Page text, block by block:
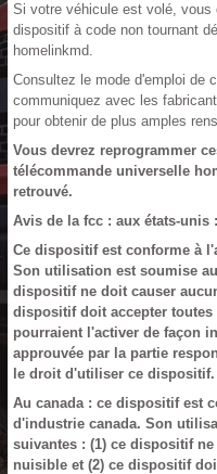
Si votre véhicule est volé,
dispositif à code non tournant
homelinkmd.
Consultez le mode d'emploi de
communiquez avec les
pour obtenir de plus amples
Vous devrez reprogrammer
télécommande universelle
retrouvé.
Avis de la fcc : aux états-unis :
Ce dispositif est conforme à
Son utilisation est soumise
dispositif ne doit causer
dispositif doit accepter
pourraient l'activer de façon
approuvée par la partie
le droit d'utiliser ce dispositif.
Au canada : ce dispositif est
d'industrie canada. Son
suivantes : (1) ce dispositif
nuisible et (2) ce dispositif